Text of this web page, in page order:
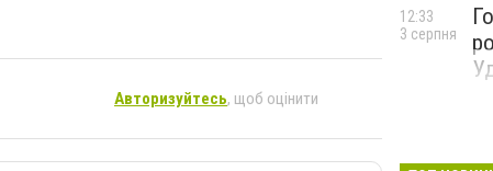
Авторизуйтесь, щоб оцінити
12:33
3 серпня